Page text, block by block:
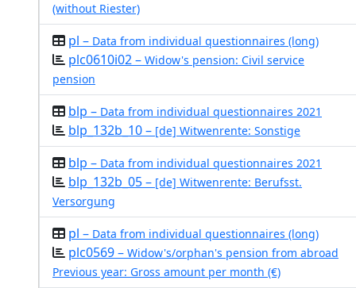
(without Riester)
pl – Data from individual questionnaires (long)
plc0610i02 – Widow's pension: Civil service
pension
blp – Data from individual questionnaires 2021
blp_132b_10 – [de] Witwenrente: Sonstige
blp – Data from individual questionnaires 2021
blp_132b_05 – [de] Witwenrente: Berufsst.
Versorgung
pl – Data from individual questionnaires (long)
plc0569 – Widow's/orphan's pension from abroad
Previous year: Gross amount per month (€)